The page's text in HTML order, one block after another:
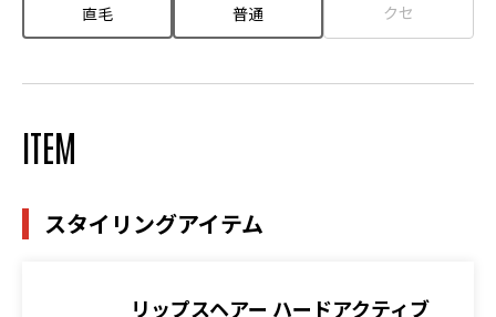
直毛 普通 クセ
ITEM
スタイリングアイテム
リップスヘアー ハードアクティブ